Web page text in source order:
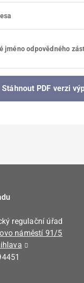
jméno odpovědného
Stáhnout PDF verzi
regulační úřad
náměstí 91/5